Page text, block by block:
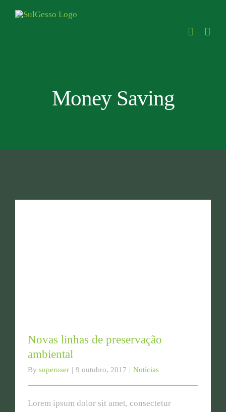
Money Saving
Novas linhas de preservação
ambiental
By superuser | 9 outubro, 2017 | Notícias
Lorem ipsum dolor sit amet, consectetur